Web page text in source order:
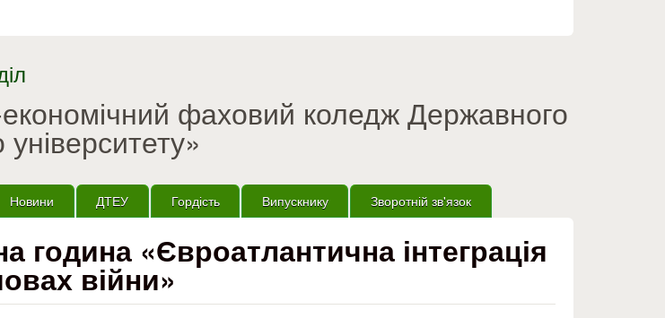
фаховий коледж Державного
Новини ДТЕУ Гордість Випускнику Зворотній зв'язок
година «Євроатлантична інтеграція
війни»